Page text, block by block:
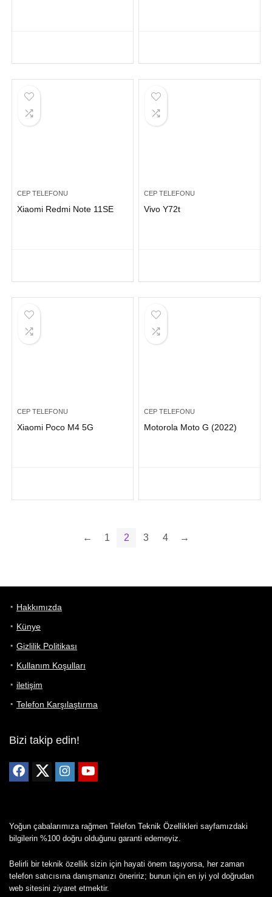
CEP TELEFONU
Xiaomi Redmi Note 11SE
CEP TELEFONU
Vivo Y72t
CEP TELEFONU
Xiaomi Poco M4 5G
CEP TELEFONU
Motorola Moto G (2022)
← 1 2 3 4 →
Hakkımızda
Künye
Gizlilik Politikası
Kullanım Koşulları
iletişim
Telefon Karşılaştırma
Bizi takip edin!
Yoğun çabalarımıza rağmen Telefon Teknik Özellikleri sayfamızdaki
bilgilerin %100 doğru olduğunu garanti edemeyiz.
Belirli bir teknik özellik sizin için hayati önem taşıyorsa, her zaman
telefon satıcısına danışmanızı öneririz; bunun için en iyi yol doğrudan
web sitesini ziyaret etmektir.